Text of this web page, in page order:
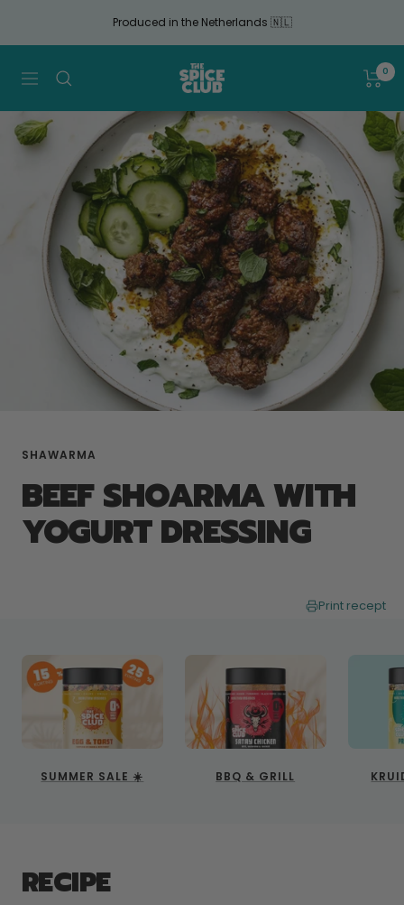
article
Produced in the Netherlands 🇳🇱
Navigation
The
Spice
Club
0
SHAWARMA
BEEF SHOARMA WITH
YOGURT DRESSING
Print recept
SUMMER SALE ☀️ BBQ & GRILL
RECIPE